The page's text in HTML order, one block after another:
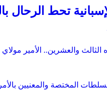
تحط الرحال
الثالث والعشرين.. الأمير
المختصة والمعنيين بالأمر